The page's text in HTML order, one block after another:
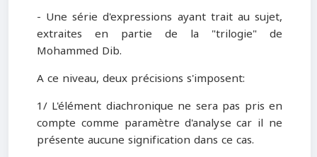
- Une série d'expressions ayant trait au sujet,
extraites en partie de la "trilogie" de
Mohammed Dib.
A ce niveau, deux précisions s'imposent:
1/ L'élément diachronique ne sera pas pris en
compte comme paramètre d'analyse car il ne
présente aucune signification dans ce cas.